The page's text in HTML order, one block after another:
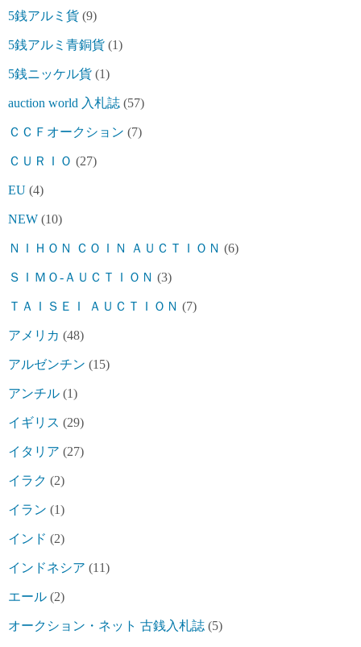
5銭アルミ貨 (9)
5銭アルミ青銅貨 (1)
5銭ニッケル貨 (1)
auction world 入札誌 (57)
ＣＣＦオークション (7)
ＣＵＲＩＯ (27)
EU (4)
NEW (10)
ＮＩＨＯＮ ＣＯＩＮ ＡＵＣＴＩＯＮ (6)
ＳＩＭＯ-ＡＵＣＴＩＯＮ (3)
ＴＡＩＳＥＩ ＡＵＣＴＩＯＮ (7)
アメリカ (48)
アルゼンチン (15)
アンチル (1)
イギリス (29)
イタリア (27)
イラク (2)
イラン (1)
インド (2)
インドネシア (11)
エール (2)
オークション・ネット 古銭入札誌 (5)